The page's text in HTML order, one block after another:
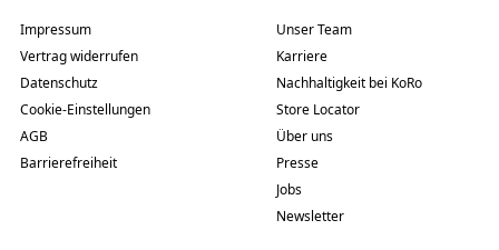
Impressum
Vertrag widerrufen
Datenschutz
Cookie-Einstellungen
AGB
Barrierefreiheit
Unser Team
Karriere
Nachhaltigkeit bei KoRo
Store Locator
Über uns
Presse
Jobs
Newsletter